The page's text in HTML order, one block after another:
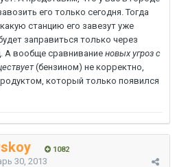
его только сегодня. Тогда
станцию его завезут уже
заправиться только через
А вообще сравнивание новых угроз с
(бензином) не корректно,
который только появился
1082
30, 2013